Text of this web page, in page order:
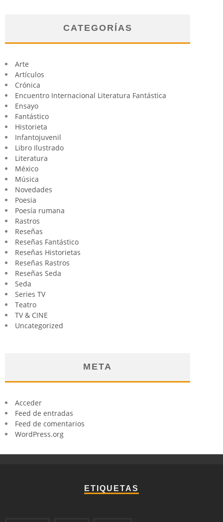
CATEGORÍAS
Arte
Artículos
Crónica
Encuentro Internacional Literatura Fantástica
Ensayo
Fantástico
Historieta
Infantojuvenil
Libro Ilustrado
Literatura
México
Música
Novedades
Poesia
Poesía rumana
Rastros
Reseñas
Reseñas Fantástico
Reseñas Historietas
Reseñas Rastros
Reseñas Seda
Seda
Series TV
Teatro
TV & CINE
Uncategorized
META
Acceder
Feed de entradas
Feed de comentarios
WordPress.org
ETIQUETAS